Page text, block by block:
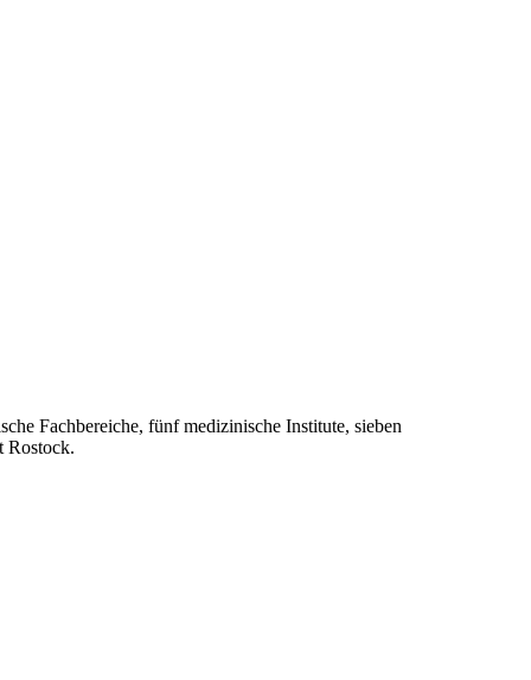
Fachbereiche, fünf medizinische Institute, sieben
Rostock.